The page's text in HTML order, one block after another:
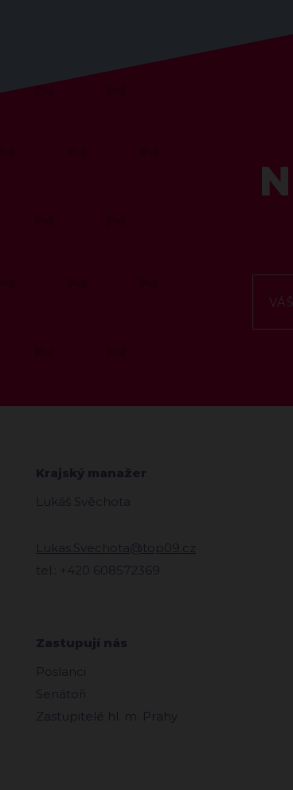
Krajský manažer
Lukáš Svěchota
Lukas.Svechota@top09.cz
tel.: +420 608572369
Zastupují nás
Poslanci
Senátoři
Zastupitelé hl. m. Prahy